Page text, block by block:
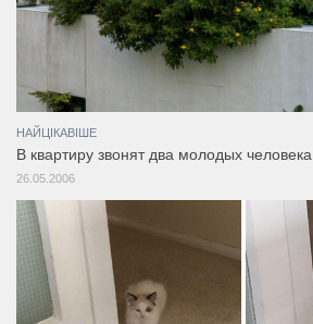
НАЙЦІКАВІШЕ
В квартиру звонят два молодых человека
26.05.2006